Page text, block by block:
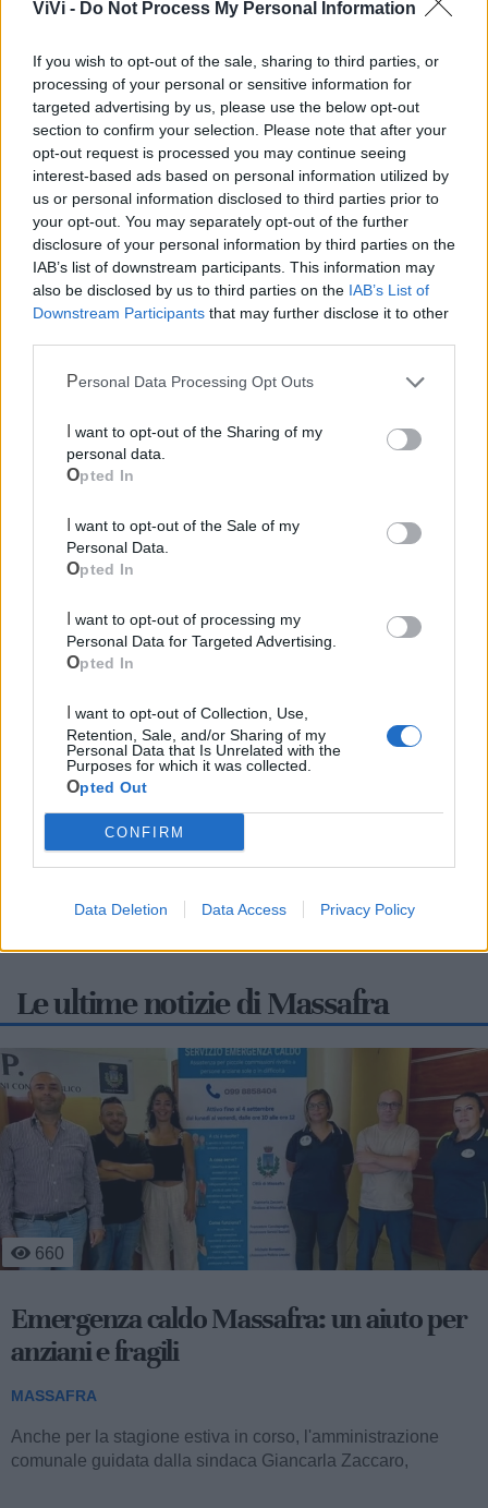
ViVi - Do Not Process My Personal Information
If you wish to opt-out of the sale, sharing to third parties, or
processing of your personal or sensitive information for
targeted advertising by us, please use the below opt-out
section to confirm your selection. Please note that after your
opt-out request is processed you may continue seeing
interest-based ads based on personal information utilized by
us or personal information disclosed to third parties prior to
your opt-out. You may separately opt-out of the further
disclosure of your personal information by third parties on the
IAB’s list of downstream participants. This information may
also be disclosed by us to third parties on the IAB’s List of
Downstream Participants that may further disclose it to other
Personal Data Processing Opt Outs
personal data.
Opted In
Personal Data.
Opted In
Personal Data for Targeted Advertising.
Opted In
Retention, Sale, and/or Sharing of my
Personal Data that Is Unrelated with the
Purposes for which it was collected.
Opted Out
CONFIRM
Data Deletion Data Access Privacy Policy
Mondo CIA
Cia Agricoltori Italiani | Puglia - Area Due
Scopri tutte le notizie, gli eventi e la Web TV di Cia Puglia - Area
Due Mari
Le ultime notizie di Massafra
660
Emergenza caldo Massafra: un aiuto per
anziani e fragili
MASSAFRA
Anche per la stagione estiva in corso, l'amministrazione
comunale guidata dalla sindaca Giancarla Zaccaro,